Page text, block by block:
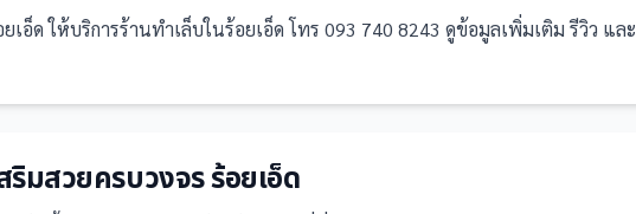
เอ็ด ให้บริการร้านทำเล็บในร้อยเอ็ด โทร 093 740 8243 ดูข้อมูลเพิ่มเติม รีวิว และ
ริมสวยครบวงจร ร้อยเอ็ด